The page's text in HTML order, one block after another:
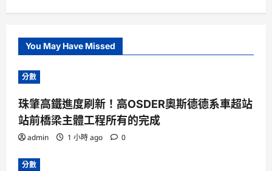
You May Have Missed
分數
珠肇高鐵進度刷新！高OSDER奧斯德德系車超站
站前橋梁主體工程所有的完成
admin 1 小時 ago 0
分數